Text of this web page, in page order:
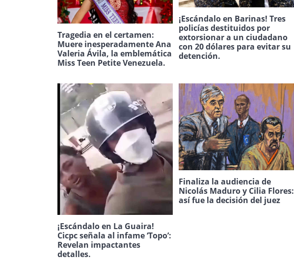
Tragedia en el certamen:
Muere inesperadamente Ana
Valeria Ávila, la emblemática
Miss Teen Petite Venezuela.
¡Escándalo en Barinas! Tres
policías destituidos por
extorsionar a un ciudadano
con 20 dólares para evitar su
detención.
¡Escándalo en La Guaira!
Cicpc señala al infame ‘Topo’:
Revelan impactantes
detalles.
Finaliza la audiencia de
Nicolás Maduro y Cilia Flores:
así fue la decisión del juez